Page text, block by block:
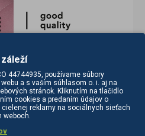
44744935, používame súbory
a s vaším súhlasom o. i. aj na
stránok. Kliknutím na tlačidlo
cookies a predaním údajov o
cielenej reklamy na sociálnych sieťach
weboch.